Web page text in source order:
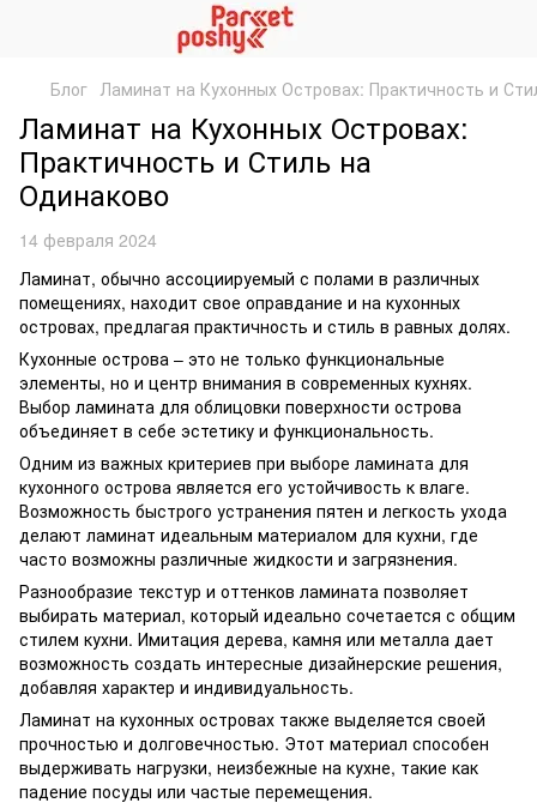
Блог Ламинат на Кухонных Островах: Практичность и
Ламинат на Кухонных Островах:
Практичность и Стиль на
Одинаково
14 февраля 2024
Ламинат, обычно ассоциируемый с полами в различных
помещениях, находит свое оправдание и на кухонных
островах, предлагая практичность и стиль в равных долях.
Кухонные острова – это не только функциональные
элементы, но и центр внимания в современных кухнях.
Выбор ламината для облицовки поверхности острова
объединяет в себе эстетику и функциональность.
Одним из важных критериев при выборе ламината для
кухонного острова является его устойчивость к влаге.
Возможность быстрого устранения пятен и легкость ухода
делают ламинат идеальным материалом для кухни, где
часто возможны различные жидкости и загрязнения.
Разнообразие текстур и оттенков ламината позволяет
выбирать материал, который идеально сочетается с общим
стилем кухни. Имитация дерева, камня или металла дает
возможность создать интересные дизайнерские решения,
добавляя характер и индивидуальность.
Ламинат на кухонных островах также выделяется своей
прочностью и долговечностью. Этот материал способен
выдерживать нагрузки, неизбежные на кухне, такие как
падение посуды или частые перемещения.